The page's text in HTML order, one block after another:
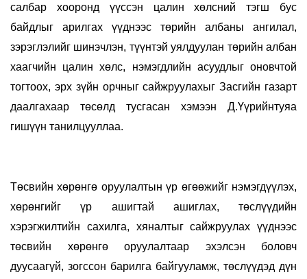
салбар хооронд үүссэн цалин хөлсний тэгш бус
байдлыг арилгах үүднээс төрийн албаны ангилал,
зэрэглэлийг шинэчлэн, түүнтэй уялдуулан төрийн албан
хаагчийн цалин хөлс, нэмэгдлийн асуудлыг оновчтой
тогтоох, эрх зүйн орчныг сайжруулахыг Засгийн газарт
даалгахаар төсөлд тусгасан хэмээн Д.Үүрийнтуяа
гишүүн танилцууллаа.
Төсвийн хөрөнгө оруулалтын үр өгөөжийг нэмэгдүүлэх,
хөрөнгийг үр ашигтай ашиглах, төслүүдийн
хэрэгжилтийн сахилга, хяналтыг сайжруулах үүднээс
төсвийн хөрөнгө оруулалтаар эхэлсэн боловч
дуусаагүй, зогссон барилга байгууламж, төслүүдэд дүн